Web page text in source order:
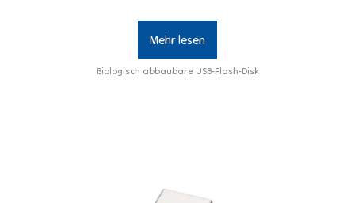
Mehr lesen
Biologisch abbaubare USB-Flash-Disk